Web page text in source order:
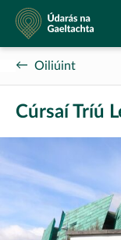
Údarás
na
Gaeltachta
Oiliúint
Cúrsaí Tríú